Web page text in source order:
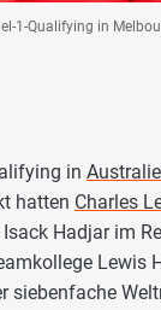
1-Qualifying in
in
hatten Charles
Hadjar im
siebenfache